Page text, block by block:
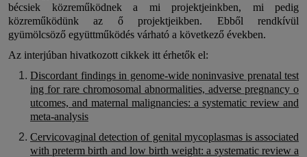
bécsiek közreműködnek a mi projektjeinkben, mi pedig
közreműködünk az ő projektjeikben. Ebből rendkívül
gyümölcsöző együttműködés várható a következő években.
Az interjúban hivatkozott cikkek itt érhetők el:
Discordant findings in genome-wide noninvasive prenatal test
ing for rare chromosomal abnormalities, adverse pregnancy o
utcomes, and maternal malignancies: a systematic review and
meta-analysis
Cervicovaginal detection of genital mycoplasmas is associated
with preterm birth and low birth weight: a systematic review a